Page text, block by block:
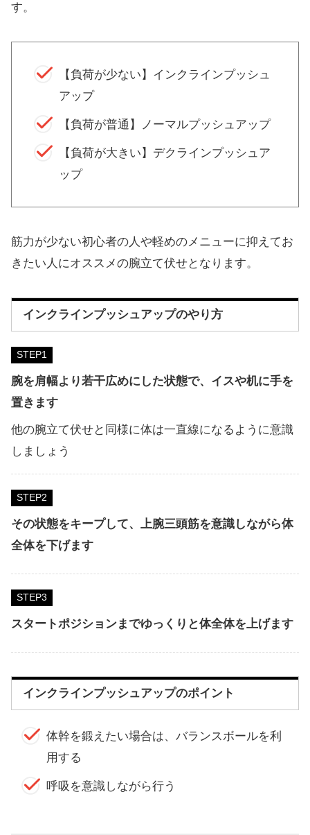
す。
【負荷が少ない】インクラインプッシュ
アップ
【負荷が普通】ノーマルプッシュアップ
【負荷が大きい】デクラインプッシュア
ップ
筋力が少ない初心者の人や軽めのメニューに抑えてお
きたい人にオススメの腕立て伏せとなります。
インクラインプッシュアップのやり方
STEP
腕を肩幅より若干広めにした状態で、イスや机に手を
置きます
他の腕立て伏せと同様に体は一直線になるように意識
しましょう
STEP
その状態をキープして、上腕三頭筋を意識しながら体
全体を下げます
STEP
スタートポジションまでゆっくりと体全体を上げます
インクラインプッシュアップのポイント
体幹を鍛えたい場合は、バランスボールを利
用する
呼吸を意識しながら行う